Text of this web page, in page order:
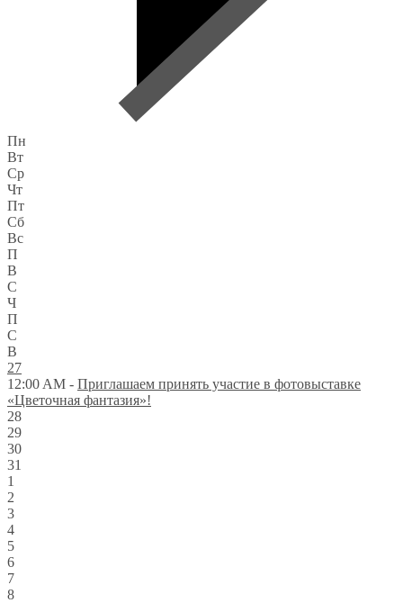
Пн
Вт
Ср
Чт
Пт
Сб
Вс
П
В
С
Ч
П
С
В
27
12:00 AM - Приглашаем принять участие в фотовыставке
«Цветочная фантазия»!
28
29
30
31
1
2
3
4
5
6
7
8